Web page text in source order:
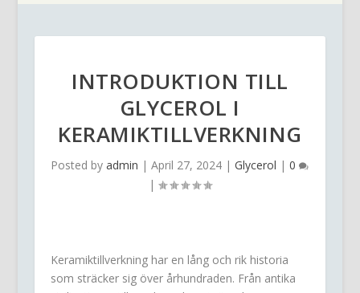
INTRODUKTION TILL
GLYCEROL I
KERAMIKTILLVERKNING
Posted byadmin |April 27, 2024 |Glycerol |0
|
Keramiktillverkning har en lång och rik historia
som sträcker sig över århundraden. Från antika